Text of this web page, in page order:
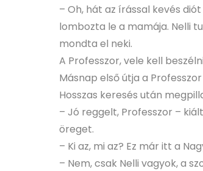
– Oh, hát az írással kevés
lombozta le a mamája. Nelli
mondta el neki.
A Professzor, vele kell
Másnap első útja a
Hosszas keresés után
– Jó reggelt, Professzor –
öreget.
– Ki az, mi az? Ez már itt a
– Nem, csak Nelli vagyok, a